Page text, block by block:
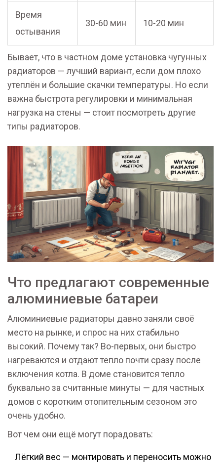
Время
остывания
30-60 мин 10-20 мин
Бывает, что в частном доме установка чугунных
радиаторов — лучший вариант, если дом плохо
утеплён и большие скачки температуры. Но если
важна быстрота регулировки и минимальная
нагрузка на стены — стоит посмотреть другие
типы радиаторов.
Что предлагают современные
алюминиевые батареи
Алюминиевые радиаторы давно заняли своё
место на рынке, и спрос на них стабильно
высокий. Почему так? Во-первых, они быстро
нагреваются и отдают тепло почти сразу после
включения котла. В доме становится тепло
буквально за считанные минуты — для частных
домов с коротким отопительным сезоном это
очень удобно.
Вот чем они ещё могут порадовать:
Лёгкий вес — монтировать и переносить можно